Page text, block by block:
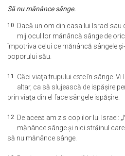
Să nu mănânce sânge.
10 Dacă un om din casa lui Israel sau
mijlocul lor mănâncă sânge de
împotriva celui ce mănâncă sângele
poporului său.
11 Căci viaţa trupului este în sânge. Vi
altar, ca să slujească de ispăşire
prin viaţa din el face sângele ispăşire.
12 De aceea am zis copiilor lui Israel:
mănânce sânge şi nici străinul
să nu mănânce sânge.